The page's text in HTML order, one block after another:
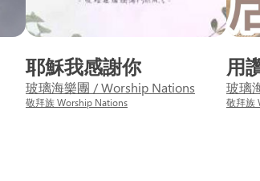
耶穌我感謝你
玻璃海樂團 / Worship Nations
敬拜族 Worship Nations
用
玻璃
敬拜族